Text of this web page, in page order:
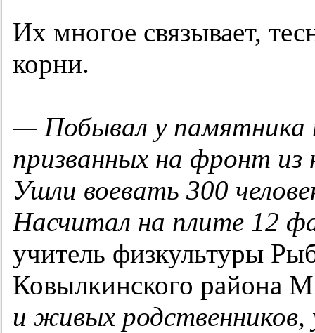
Их многое связывает,
корни.
— Побывал у
призванных на фронт из
Ушли воевать 300
Насчитал на плите 12
учитель физкультуры
Ковылкинского района
и живых